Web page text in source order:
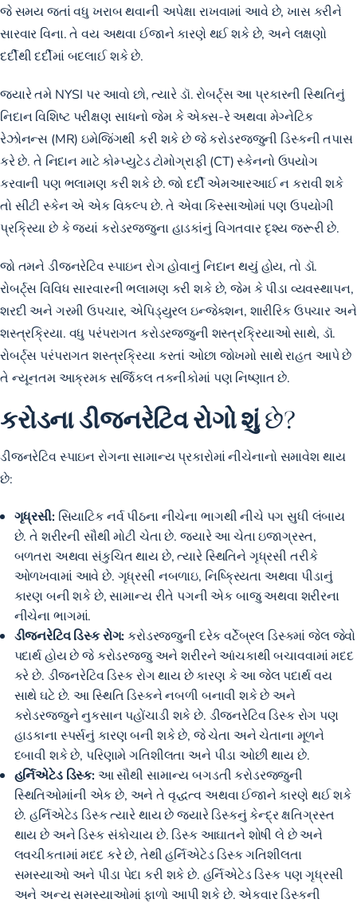
જે સમય જતાં વધુ ખરાબ થવાની અપેક્ષા રાખવામાં આવે છે, ખાસ કરીને
સારવાર વિના. તે વય અથવા ઈજાને કારણે થઈ શકે છે, અને લક્ષણો
દર્દીથી દર્દીમાં બદલાઈ શકે છે.
જ્યારે તમે NYSI પર આવો છો, ત્યારે ડૉ. રોબર્ટ્સ આ પ્રકારની સ્થિતિનું
નિદાન વિશિષ્ટ પરીક્ષણ સાધનો જેમ કે એક્સ-રે અથવા મેગ્નેટિક
રેઝોનન્સ (MR) ઇમેજિંગથી કરી શકે છે જે કરોડરજ્જુની ડિસ્કની તપાસ
કરે છે. તે નિદાન માટે કોમ્પ્યુટેડ ટોમોગ્રાફી (CT) સ્કેનનો ઉપયોગ
કરવાની પણ ભલામણ કરી શકે છે. જો દર્દી એમઆરઆઈ ન કરાવી શકે
તો સીટી સ્કેન એ એક વિકલ્પ છે. તે એવા કિસ્સાઓમાં પણ ઉપયોગી
પ્રક્રિયા છે કે જ્યાં કરોડરજ્જુના હાડકાંનું વિગતવાર દૃશ્ય જરૂરી છે.
જો તમને ડીજનરેટિવ સ્પાઇન રોગ હોવાનું નિદાન થયું હોય, તો ડૉ.
રોબર્ટ્સ વિવિધ સારવારની ભલામણ કરી શકે છે, જેમ કે પીડા વ્યવસ્થાપન,
શરદી અને ગરમી ઉપચાર, એપિડ્યુરલ ઇન્જેક્શન, શારીરિક ઉપચાર અને
શસ્ત્રક્રિયા. વધુ પરંપરાગત કરોડરજ્જુની શસ્ત્રક્રિયાઓ સાથે, ડૉ.
રોબર્ટ્સ પરંપરાગત શસ્ત્રક્રિયા કરતાં ઓછા જોખમો સાથે રાહત આપે છે
તે ન્યૂનતમ આક્રમક સર્જિકલ તકનીકોમાં પણ નિષ્ણાત છે.
કરોડના ડીજનરેટિવ રોગોશુંછે?
ડીજનરેટિવ સ્પાઇન રોગના સામાન્ય પ્રકારોમાં નીચેનાનો સમાવેશ થાય
છે:
ગૃધ્રસી:સિયાટિક નર્વ પીઠના નીચેના ભાગથી નીચે પગ સુધી લંબાય
છે. તે શરીરની સૌથી મોટી ચેતા છે. જ્યારે આ ચેતા ઇજાગ્રસ્ત,
બળતરા અથવા સંકુચિત થાય છે, ત્યારે સ્થિતિને ગૃધ્રસી તરીકે
ઓળખવામાં આવે છે. ગૃધ્રસી નબળાઇ, નિષ્ક્રિયતા અથવા પીડાનું
કારણ બની શકે છે, સામાન્ય રીતે પગની એક બાજુ અથવા શરીરના
નીચેના ભાગમાં.
ડીજનરેટિવ ડિસ્ક રોગ:કરોડરજ્જુની દરેક વર્ટેબ્રલ ડિસ્કમાં જેલ જેવો
પદાર્થ હોય છે જે કરોડરજ્જુ અને શરીરને આંચકાથી બચાવવામાં મદદ
કરે છે. ડીજનરેટિવ ડિસ્ક રોગ થાય છે કારણ કે આ જેલ પદાર્થ વય
સાથે ઘટે છે. આ સ્થિતિ ડિસ્કને નબળી બનાવી શકે છે અને
કરોડરજ્જુને નુકસાન પહોંચાડી શકે છે. ડીજનરેટિવ ડિસ્ક રોગ પણ
હાડકાના સ્પર્સનું કારણ બની શકે છે, જે ચેતા અને ચેતાના મૂળને
દબાવી શકે છે, પરિણામે ગતિશીલતા અને પીડા ઓછી થાય છે.
હર્નિએટેડ ડિસ્ક:આ સૌથી સામાન્ય બગડતી કરોડરજ્જુની
સ્થિતિઓમાંની એક છે, અને તે વૃદ્ધત્વ અથવા ઈજાને કારણે થઈ શકે
છે. હર્નિએટેડ ડિસ્ક ત્યારે થાય છે જ્યારે ડિસ્કનું કેન્દ્ર ક્ષતિગ્રસ્ત
થાય છે અને ડિસ્ક સંકોચાય છે. ડિસ્ક આઘાતને શોષી લે છે અને
લવચીકતામાં મદદ કરે છે, તેથી હર્નિએટેડ ડિસ્ક ગતિશીલતા
સમસ્યાઓ અને પીડા પેદા કરી શકે છે. હર્નિએટેડ ડિસ્ક પણ ગૃધ્રસી
અને અન્ય સમસ્યાઓમાં ફાળો આપી શકે છે. એકવાર ડિસ્કની